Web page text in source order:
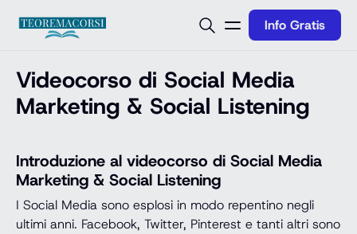
Info Gratis
Videocorso di Social Media
Marketing & Social Listening
Introduzione al videocorso di Social Media
Marketing & Social Listening
I Social Media sono esplosi in modo repentino negli
ultimi anni. Facebook, Twitter, Pinterest e tanti altri sono